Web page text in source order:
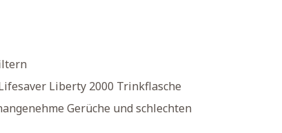
Liberty 2000 Trinkflasche
Gerüche und schlechten